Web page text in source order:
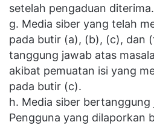
setelah pengaduan diterima.
g. Media siber yang telah
pada butir (a), (b), (c), dan
tanggung jawab atas
akibat pemuatan isi yang
pada butir (c).
h. Media siber bertanggung
Pengguna yang dilaporkan